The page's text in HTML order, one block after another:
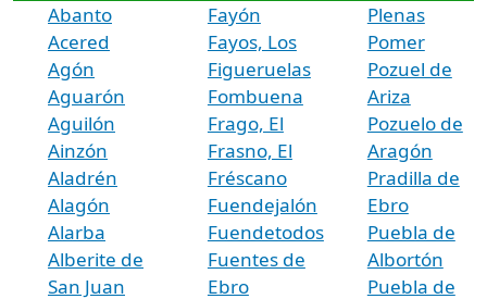
Abanto
Acered
Agón
Aguarón
Aguilón
Ainzón
Aladrén
Alagón
Alarba
Alberite de
San Juan
Fayón
Fayos, Los
Figueruelas
Fombuena
Frago, El
Frasno, El
Fréscano
Fuendejalón
Fuendetodos
Fuentes de
Ebro
Plenas
Pomer
Pozuel de
Ariza
Pozuelo de
Aragón
Pradilla de
Ebro
Puebla de
Albortón
Puebla de